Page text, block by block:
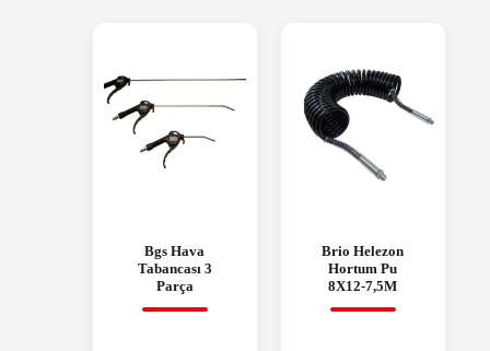
Bgs Hava
Tabancası 3
Parça
Brio Helezon
Hortum Pu
8X12-7,5M